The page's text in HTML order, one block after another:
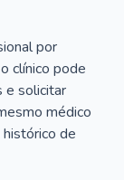
por
clínico pode
e solicitar
médico
de